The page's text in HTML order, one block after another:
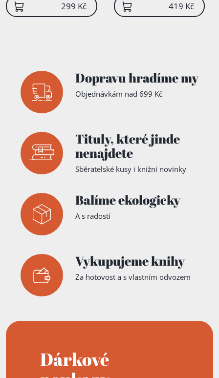
299 Kč 419 Kč
Dopravu hradíme my
Objednávkám nad 699 Kč
Tituly,které jinde
nenajdete
Sběratelské kusy i knižní novinky
Balíme ekologicky
A s radostí
Vykupujeme knihy
Za hotovost a s vlastním odvozem
Dárkové